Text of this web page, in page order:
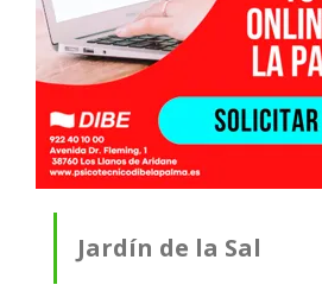
Jardín de la Sal